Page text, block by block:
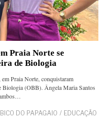
Praia Norte se
de Biologia
Praia Norte, conquistaram
(OBB). Ângela Maria Santos
BICO DO PAPAGAIO / EDUCAÇÃO